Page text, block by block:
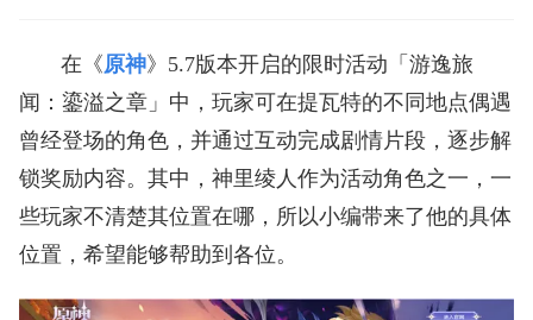
在《原神》5.7版本开启的限时活动「游逸旅
闻：鎏溢之章」中，玩家可在提瓦特的不同地点偶遇
曾经登场的角色，并通过互动完成剧情片段，逐步解
锁奖励内容。其中，神里绫人作为活动角色之一，一
些玩家不清楚其位置在哪，所以小编带来了他的具体
位置，希望能够帮助到各位。